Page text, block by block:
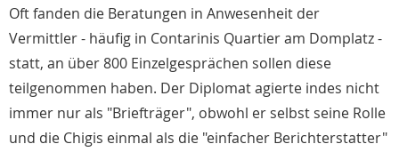
Oft fanden die Beratungen in Anwesenheit der
Vermittler - häufig in Contarinis Quartier am Domplatz -
statt, an über 800 Einzelgesprächen sollen diese
teilgenommen haben. Der Diplomat agierte indes nicht
immer nur als "Briefträger", obwohl er selbst seine Rolle
und die Chigis einmal als die "einfacher Berichterstatter"